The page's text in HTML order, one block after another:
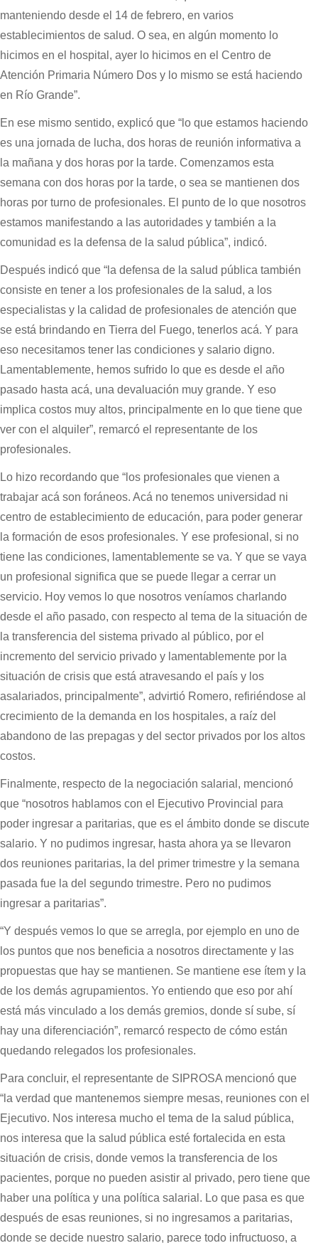
manteniendo desde el 14 de febrero, en varios
establecimientos de salud. O sea, en algún momento lo
hicimos en el hospital, ayer lo hicimos en el Centro de
Atención Primaria Número Dos y lo mismo se está haciendo
en Río Grande”.
En ese mismo sentido, explicó que “lo que estamos haciendo
es una jornada de lucha, dos horas de reunión informativa a
la mañana y dos horas por la tarde. Comenzamos esta
semana con dos horas por la tarde, o sea se mantienen dos
horas por turno de profesionales. El punto de lo que nosotros
estamos manifestando a las autoridades y también a la
comunidad es la defensa de la salud pública”, indicó.
Después indicó que “la defensa de la salud pública también
consiste en tener a los profesionales de la salud, a los
especialistas y la calidad de profesionales de atención que
se está brindando en Tierra del Fuego, tenerlos acá. Y para
eso necesitamos tener las condiciones y salario digno.
Lamentablemente, hemos sufrido lo que es desde el año
pasado hasta acá, una devaluación muy grande. Y eso
implica costos muy altos, principalmente en lo que tiene que
ver con el alquiler”, remarcó el representante de los
profesionales.
Lo hizo recordando que “los profesionales que vienen a
trabajar acá son foráneos. Acá no tenemos universidad ni
centro de establecimiento de educación, para poder generar
la formación de esos profesionales. Y ese profesional, si no
tiene las condiciones, lamentablemente se va. Y que se vaya
un profesional significa que se puede llegar a cerrar un
servicio. Hoy vemos lo que nosotros veníamos charlando
desde el año pasado, con respecto al tema de la situación de
la transferencia del sistema privado al público, por el
incremento del servicio privado y lamentablemente por la
situación de crisis que está atravesando el país y los
asalariados, principalmente”, advirtió Romero, refiriéndose al
crecimiento de la demanda en los hospitales, a raíz del
abandono de las prepagas y del sector privados por los altos
costos.
Finalmente, respecto de la negociación salarial, mencionó
que “nosotros hablamos con el Ejecutivo Provincial para
poder ingresar a paritarias, que es el ámbito donde se discute
salario. Y no pudimos ingresar, hasta ahora ya se llevaron
dos reuniones paritarias, la del primer trimestre y la semana
pasada fue la del segundo trimestre. Pero no pudimos
ingresar a paritarias”.
“Y después vemos lo que se arregla, por ejemplo en uno de
los puntos que nos beneficia a nosotros directamente y las
propuestas que hay se mantienen. Se mantiene ese ítem y la
de los demás agrupamientos. Yo entiendo que eso por ahí
está más vinculado a los demás gremios, donde sí sube, sí
hay una diferenciación”, remarcó respecto de cómo están
quedando relegados los profesionales.
Para concluir, el representante de SIPROSA mencionó que
“la verdad que mantenemos siempre mesas, reuniones con el
Ejecutivo. Nos interesa mucho el tema de la salud pública,
nos interesa que la salud pública esté fortalecida en esta
situación de crisis, donde vemos la transferencia de los
pacientes, porque no pueden asistir al privado, pero tiene que
haber una política y una política salarial. Lo que pasa es que
después de esas reuniones, si no ingresamos a paritarias,
donde se decide nuestro salario, parece todo infructuoso, a